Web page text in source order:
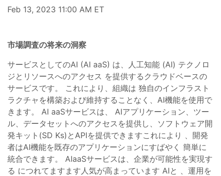
Feb 13, 2023 11:00 AM ET
市場調査の将来の洞察
サービス としてのAI (AI aaS) は 人工知能 (AI) テクノロ
ジと リソースへのアクセス を提供する クラウドベースの
サービス です。 これにより 組織は 独自のインフラスト
ラクチャ を構築および維持することなく 、AI機能を使用で
きます。 AI aaSサービスは AIアプリケーション
ツー
ル
データセット へのアクセス を提供し
ソフトウェア開
発キット (SD Ks) と APIを提供できますこれにより
開発
者はAI機能を既存のアプリケーションにすばやく 簡単に
統合できます。 AIaaSサービスは 企業が可能性を実現す
る につれて ますます 人気が高まっています AIと 運用を